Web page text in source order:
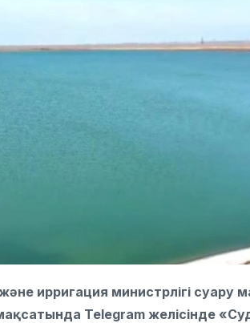
ирригация министрлігі суару
Telegram желісінде